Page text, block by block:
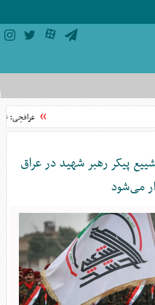
عراقچی: توافق با
پیکر رهبر شهید در عراق
می‌شود